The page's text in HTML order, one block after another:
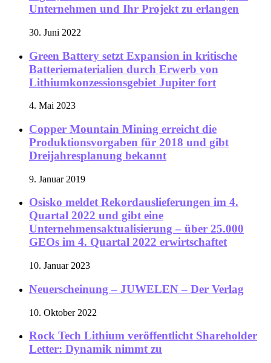
Unternehmen und Ihr Projekt zu erlangen
30. Juni 2022
Green Battery setzt Expansion in kritische
Batteriematerialien durch Erwerb von
Lithiumkonzessionsgebiet Jupiter fort
4. Mai 2023
Copper Mountain Mining erreicht die
Produktionsvorgaben für 2018 und gibt
Dreijahresplanung bekannt
9. Januar 2019
Osisko meldet Rekordauslieferungen im 4.
Quartal 2022 und gibt eine
Unternehmensaktualisierung – über 25.000
GEOs im 4. Quartal 2022 erwirtschaftet
10. Januar 2023
Neuerscheinung – JUWELEN – Der Verlag
10. Oktober 2022
Rock Tech Lithium veröffentlicht Shareholder
Letter: Dynamik nimmt zu